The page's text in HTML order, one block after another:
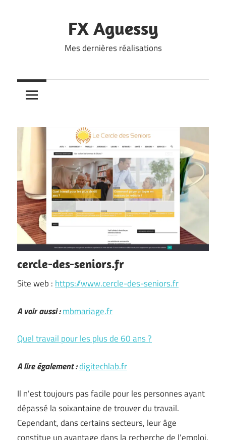
FX Aguessy
Mes dernières réalisations
cercle-des-seniors.fr
Site web : https://www.cercle-des-seniors.fr
A voir aussi :mbmariage.fr
Quel travail pour les plus de 60 ans ?
A lire également :digitechlab.fr
Il n’est toujours pas facile pour les personnes ayant
dépassé la soixantaine de trouver du travail.
Cependant, dans certains secteurs, leur âge